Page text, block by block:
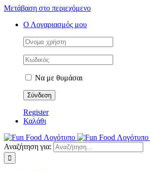
Μετάβαση στο περιεχόμενο
Ο Λογαριασμός μου
Να με θυμάσαι
Register
Καλάθι
Αναζήτηση για: